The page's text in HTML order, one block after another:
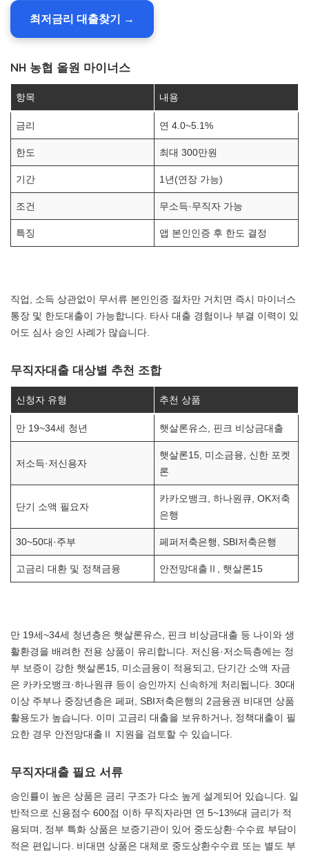
최저금리 대출찾기 →
NH 농협 올원 마이너스
항목 내용
금리 연 4.0~5.1%
한도 최대 300만원
기간 1년(연장 가능)
조건 무소득·무직자 가능
특징 앱 본인인증 후 한도 결정
직업, 소득 상관없이 무서류 본인인증 절차만 거치면 즉시 마이너스
통장 및 한도대출이 가능합니다. 타사 대출 경험이나 부결 이력이 있
어도 심사 승인 사례가 많습니다.
무직자대출 대상별 추천 조합
신청자 유형 추천 상품
만 19~34세 청년 햇살론유스, 핀크 비상금대출
저소득·저신용자
햇살론15, 미소금융, 신한 포켓
론
단기 소액 필요자
카카오뱅크, 하나원큐, OK저축
은행
30~50대·주부 페퍼저축은행, SBI저축은행
고금리 대환 및 정책금융 안전망대출Ⅱ, 햇살론15
만 19세~34세 청년층은 햇살론유스, 핀크 비상금대출 등 나이와 생
활환경을 배려한 전용 상품이 유리합니다. 저신용·저소득층에는 정
부 보증이 강한 햇살론15, 미소금융이 적용되고, 단기간 소액 자금
은 카카오뱅크·하나원큐 등이 승인까지 신속하게 처리됩니다. 30대
이상 주부나 중장년층은 페퍼, SBI저축은행의 2금융권 비대면 상품
활용도가 높습니다. 이미 고금리 대출을 보유하거나, 정책대출이 필
요한 경우 안전망대출Ⅱ 지원을 검토할 수 있습니다.
무직자대출 필요 서류
승인률이 높은 상품은 금리 구조가 다소 높게 설계되어 있습니다. 일
반적으로 신용점수 600점 이하 무직자라면 연 5~13%대 금리가 적
용되며, 정부 특화 상품은 보증기관이 있어 중도상환·수수료 부담이
적은 편입니다. 비대면 상품은 대체로 중도상환수수료 또는 별도 부